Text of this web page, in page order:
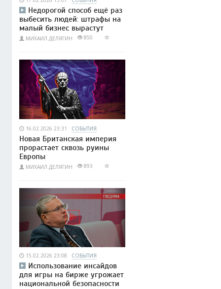
Недорогой способ ещё раз
выбесить людей: штрафы на
малый бизнес вырастут
МИХАИЛ ДЕЛЯГИН 850
16.02.2026 23:31 СОБЫТИЯ
Новая Британская империя
прорастает сквозь руины
Европы
МИХАИЛ ДЕЛЯГИН 893
15.02.2026 23:08 СОБЫТИЯ
Использование инсайдов
для игры на бирже угрожает
национальной безопасности